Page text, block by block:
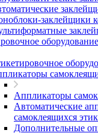
заклейщики
оборудование
Аппликаторы
Автоматические
самоклеящихся
Дополнительные